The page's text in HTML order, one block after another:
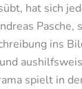
hat sich
Pasche,
ins
spielt in